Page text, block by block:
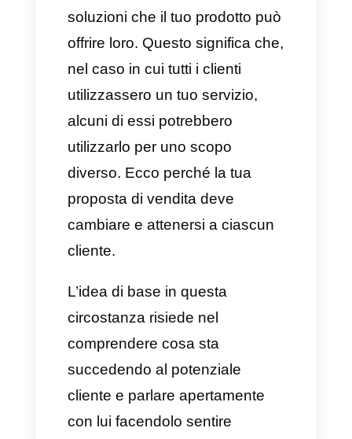
soluzione più elementare. È
ideale per tutte le aziende
appena nate e per coloro che
stanno iniziando a
comprendere il mondo SaaS.
Generalmente infatti vengono
offerte soluzioni perfette per i
clienti, utilizzando un livello di
business semplice e ideato
direttamente per quella
determinata azienda.
3) Transazionale